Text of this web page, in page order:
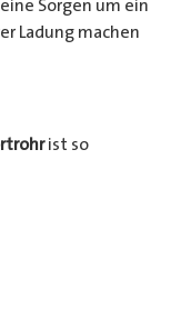
Sorgen um ein
Ladung machen
ist so
kann